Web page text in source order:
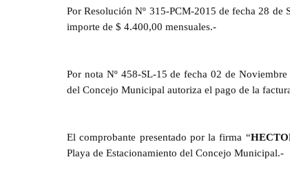
Por Resolución Nº 315-PCM-2015 de fecha 28 de
importe de $ 4.400,00 mensuales.-
Por nota Nº 458-SL-15 de fecha 02 de
del Concejo Municipal autoriza el pago de la
El comprobante presentado por la firma “
Playa de Estacionamiento del Concejo Municipal.-